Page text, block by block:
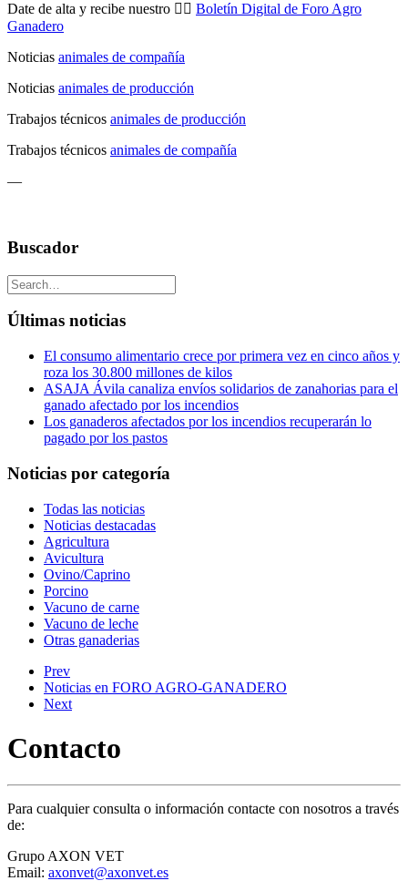
Date de alta y recibe nuestro 👉🏼 Boletín Digital de Foro Agro
Ganadero
Noticias animales de compañía
Noticias animales de producción
Trabajos técnicos animales de producción
Trabajos técnicos animales de compañía
—
Buscador
Últimas noticias
El consumo alimentario crece por primera vez en cinco años y
roza los 30.800 millones de kilos
ASAJA Ávila canaliza envíos solidarios de zanahorias para el
ganado afectado por los incendios
Los ganaderos afectados por los incendios recuperarán lo
pagado por los pastos
Noticias por categoría
Todas las noticias
Noticias destacadas
Agricultura
Avicultura
Ovino/Caprino
Porcino
Vacuno de carne
Vacuno de leche
Otras ganaderias
Prev
Noticias en FORO AGRO-GANADERO
Next
Contacto
Para cualquier consulta o información contacte con nosotros a través
de:
Grupo AXON VET
Email: axonvet@axonvet.es